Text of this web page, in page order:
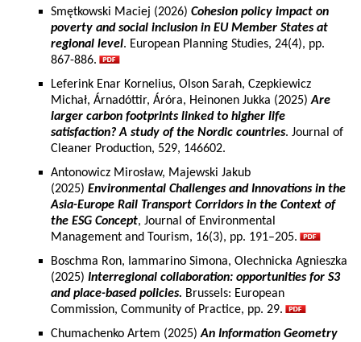
Smętkowski Maciej (2026) Cohesion policy impact on
poverty and social inclusion in EU Member States at
regional level. European Planning Studies, 24(4), pp.
867-886.
Leferink Enar Kornelius, Olson Sarah, Czepkiewicz
Michał, Árnadóttir, Áróra, Heinonen Jukka (2025)Are
larger carbon footprints linked to higher life
satisfaction? A study of the Nordic countries. Journal of
Cleaner Production, 529, 146602.
Antonowicz Mirosław, Majewski Jakub
(2025) Environmental Challenges and Innovations in the
Asia-Europe Rail Transport Corridors in the Context of
the ESG Concept, Journal of Environmental
Management and Tourism, 16(3), pp. 191–205.
Boschma Ron, Iammarino Simona, Olechnicka Agnieszka
(2025) Interregional collaboration: opportunities for S3
and place-based policies. Brussels: European
Commission, Community of Practice, pp. 29.
Chumachenko Artem (2025)An Information Geometry